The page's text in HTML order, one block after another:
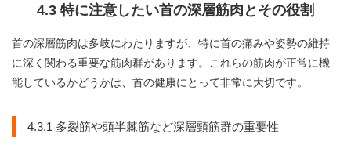
4.3 特に注意したい首の深層筋肉とその役割
首の深層筋肉は多岐にわたりますが、特に首の痛みや姿勢の維持
に深く関わる重要な筋肉群があります。これらの筋肉が正常に機
能しているかどうかは、首の健康にとって非常に大切です。
4.3.1 多裂筋や頭半棘筋など深層頸筋群の重要性